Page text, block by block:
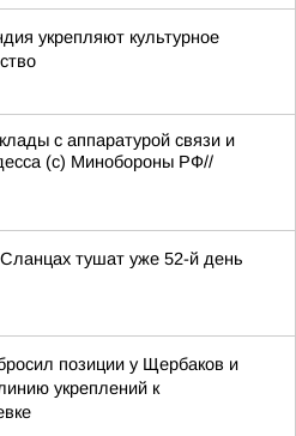
укрепляют культурное
с аппаратурой связи и
(c) Минобороны РФ//
тушат уже 52-й день
позиции у Щербаков и
укреплений к